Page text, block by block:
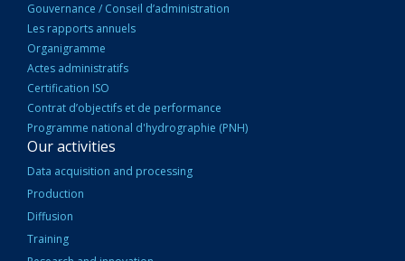
Gouvernance / Conseil d’administration
Les rapports annuels
Organigramme
Actes administratifs
Certification ISO
Contrat d’objectifs et de performance
Programme national d'hydrographie (PNH)
Our activities
Data acquisition and processing
Production
Diffusion
Training